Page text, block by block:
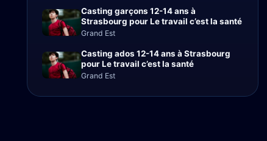
Casting garçons 12-14 ans à
Strasbourg pour Le travail c’est la santé
Grand Est
Casting ados 12-14 ans à Strasbourg
pour Le travail c’est la santé
Grand Est